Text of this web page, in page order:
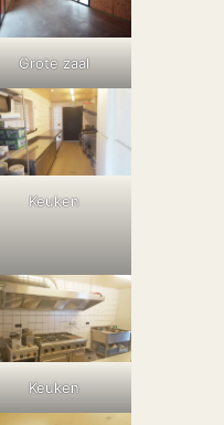
Grote zaal
Keuken
Keuken